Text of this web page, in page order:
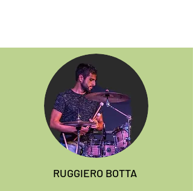
RUGGIERO BOTTA